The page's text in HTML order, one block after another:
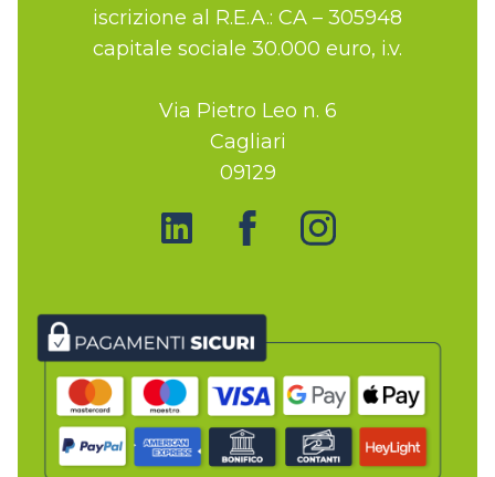
iscrizione al R.E.A.: CA – 305948
capitale sociale 30.000 euro, i.v.
Via Pietro Leo n. 6
Cagliari
09129